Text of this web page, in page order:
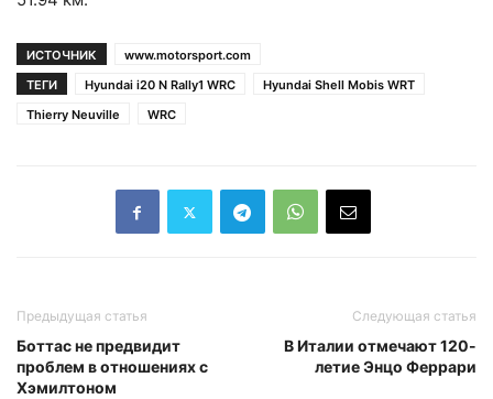
ИСТОЧНИК
www.motorsport.com
ТЕГИ
Hyundai i20 N Rally1 WRC
Hyundai Shell Mobis WRT
Thierry Neuville
WRC
Предыдущая статья
Боттас не предвидит
проблем в отношениях с
Хэмилтоном
Следующая статья
В Италии отмечают 120-
летие Энцо Феррари